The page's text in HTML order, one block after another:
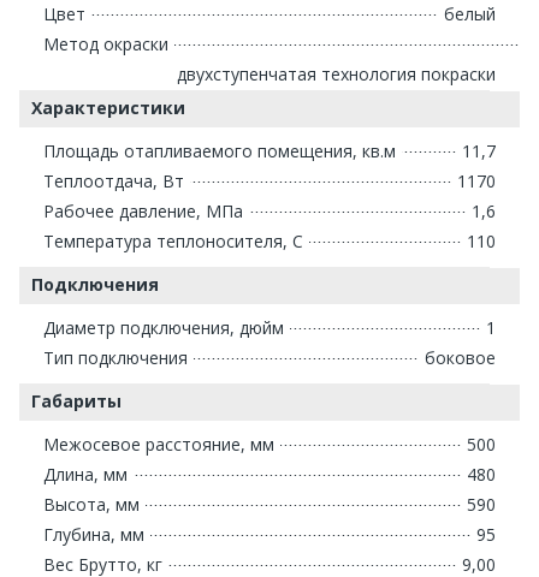
Цвет
белый
Метод окраски
двухступенчатая технология покраски
Характеристики
Площадь отапливаемого помещения, кв.м
11,7
Теплоотдача, Вт
1170
Рабочее давление, МПа
1,6
Температура теплоносителя, С
110
Подключения
Диаметр подключения, дюйм
1
Тип подключения
боковое
Габариты
Межосевое расстояние, мм
500
Длина, мм
480
Высота, мм
590
Глубина, мм
95
Вес Брутто, кг
9,00